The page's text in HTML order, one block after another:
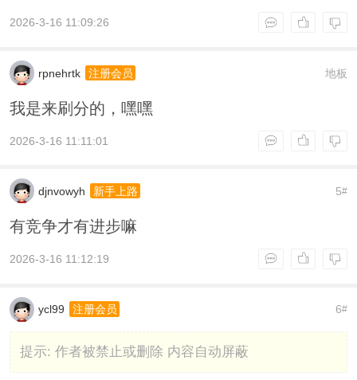
2026-3-16 11:09:26
地板
rpnehrtk 注册会员
我是来刷分的，嘿嘿
2026-3-16 11:11:01
5#
djnvowyh 新手上路
有竞争才有进步嘛
2026-3-16 11:12:19
6#
ycl99 注册会员
提示: 作者被禁止或删除 内容自动屏蔽